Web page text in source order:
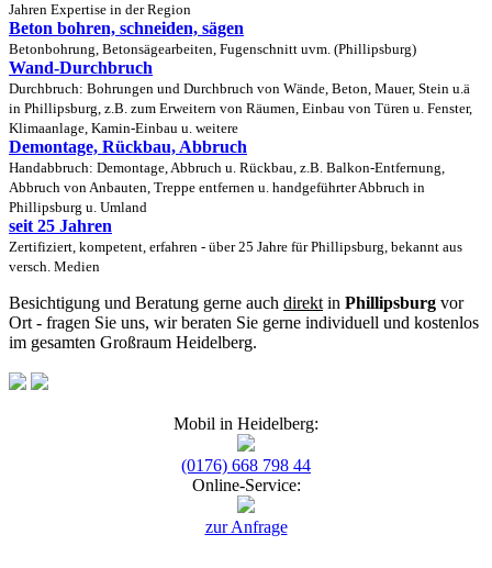
Jahren Expertise in der Region
Beton bohren, schneiden, sägen
Betonbohrung, Betonsägearbeiten, Fugenschnitt uvm. (Phillipsburg)
Wand-Durchbruch
Durchbruch: Bohrungen und Durchbruch von Wände, Beton, Mauer, Stein u.ä
in Phillipsburg, z.B. zum Erweitern von Räumen, Einbau von Türen u. Fenster,
Klimaanlage, Kamin-Einbau u. weitere
Demontage, Rückbau, Abbruch
Handabbruch: Demontage, Abbruch u. Rückbau, z.B. Balkon-Entfernung,
Abbruch von Anbauten, Treppe entfernen u. handgeführter Abbruch in
Phillipsburg u. Umland
seit 25 Jahren
Zertifiziert, kompetent, erfahren - über 25 Jahre für Phillipsburg, bekannt aus
versch. Medien
Besichtigung und Beratung gerne auch direkt in Phillipsburg vor
Ort - fragen Sie uns, wir beraten Sie gerne individuell und kostenlos
im gesamten Großraum Heidelberg.
Mobil in Heidelberg:
(0176) 668 798 44
Online-Service:
zur Anfrage